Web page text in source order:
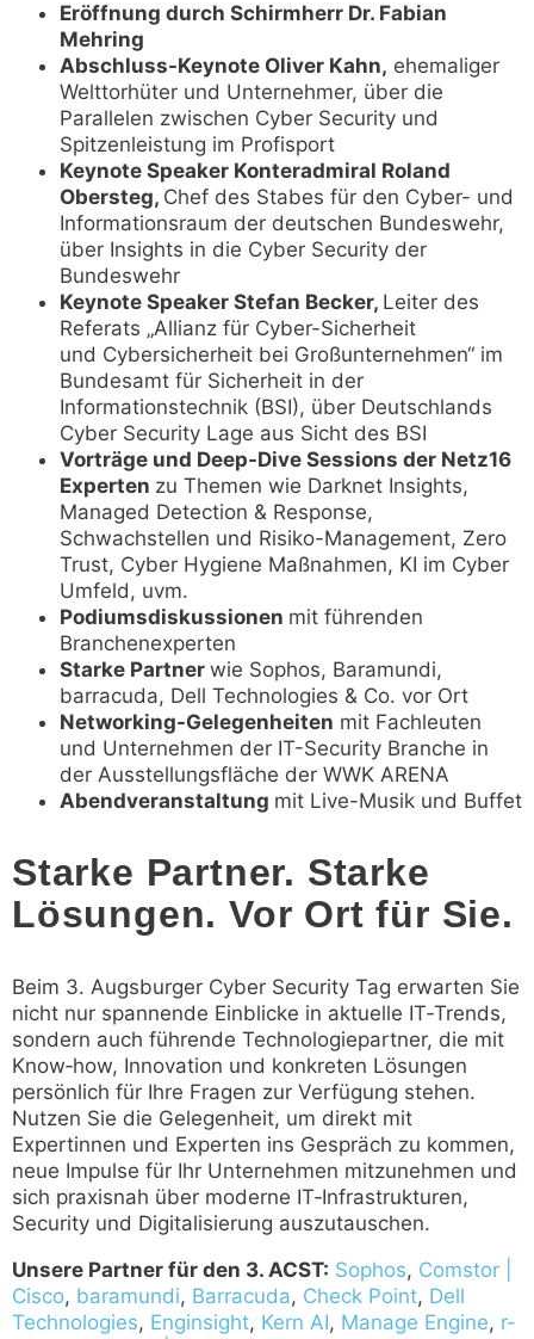
Eröffnung durch Schirmherr Dr. Fabian
Mehring
Abschluss-Keynote Oliver Kahn, ehemaliger
Welttorhüter und Unternehmer, über die
Parallelen zwischen Cyber Security und
Spitzenleistung im Profisport
Keynote Speaker Konteradmiral Roland
Obersteg, Chef des Stabes für den Cyber- und
Informationsraum der deutschen Bundeswehr,
über Insights in die Cyber Security der
Bundeswehr
Keynote Speaker Stefan Becker, Leiter des
Referats „Allianz für Cyber-Sicherheit
und Cybersicherheit bei Großunternehmen“ im
Bundesamt für Sicherheit in der
Informationstechnik (BSI), über Deutschlands
Cyber Security Lage aus Sicht des BSI
Vorträge und Deep-Dive Sessions der Netz16
Experten zu Themen wie Darknet Insights,
Managed Detection & Response,
Schwachstellen und Risiko-Management, Zero
Trust, Cyber Hygiene Maßnahmen, KI im Cyber
Umfeld, uvm.
Podiumsdiskussionen mit führenden
Branchenexperten
Starke Partner wie Sophos, Baramundi,
barracuda, Dell Technologies & Co. vor Ort
Networking-Gelegenheiten mit Fachleuten
und Unternehmen der IT-Security Branche in
der Ausstellungsfläche der WWK ARENA
Abendveranstaltung mit Live-Musik und Buffet
Starke Partner. Starke
Lösungen. Vor Ort für Sie.
Beim 3. Augsburger Cyber Security Tag erwarten Sie
nicht nur spannende Einblicke in aktuelle IT‑Trends,
sondern auch führende Technologiepartner, die mit
Know‑how, Innovation und konkreten Lösungen
persönlich für Ihre Fragen zur Verfügung stehen.
Nutzen Sie die Gelegenheit, um direkt mit
Expertinnen und Experten ins Gespräch zu kommen,
neue Impulse für Ihr Unternehmen mitzunehmen und
sich praxisnah über moderne IT‑Infrastrukturen,
Security und Digitalisierung auszutauschen.
Unsere Partner für den 3. ACST: Sophos, Comstor |
Cisco, baramundi, Barracuda, Check Point, Dell
Technologies, Enginsight, Kern AI, Manage Engine, r-